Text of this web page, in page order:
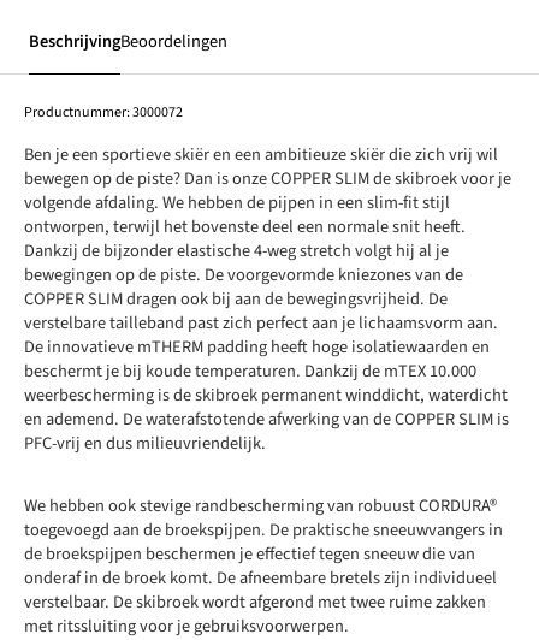
BeschrijvingBeoordelingen
Productnummer:3000072
Ben je een sportieve skiër en een ambitieuze skiër die zich vrij wil
bewegen op de piste? Dan is onze COPPER SLIM de skibroek voor je
volgende afdaling. We hebben de pijpen in een slim-fit stijl
ontworpen, terwijl het bovenste deel een normale snit heeft.
Dankzij de bijzonder elastische 4-weg stretch volgt hij al je
bewegingen op de piste. De voorgevormde kniezones van de
COPPER SLIM dragen ook bij aan de bewegingsvrijheid. De
verstelbare tailleband past zich perfect aan je lichaamsvorm aan.
De innovatieve mTHERM padding heeft hoge isolatiewaarden en
beschermt je bij koude temperaturen. Dankzij de mTEX 10.000
weerbescherming is de skibroek permanent winddicht, waterdicht
en ademend. De waterafstotende afwerking van de COPPER SLIM is
PFC-vrij en dus milieuvriendelijk.
We hebben ook stevige randbescherming van robuust CORDURA®
toegevoegd aan de broekspijpen. De praktische sneeuwvangers in
de broekspijpen beschermen je effectief tegen sneeuw die van
onderaf in de broek komt. De afneembare bretels zijn individueel
verstelbaar. De skibroek wordt afgerond met twee ruime zakken
met ritssluiting voor je gebruiksvoorwerpen.